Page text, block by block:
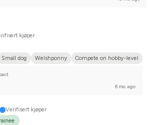
kjøper
Small dog Welshponny Compete on hobby-level
6 mo. ago
Verifisert kjøper